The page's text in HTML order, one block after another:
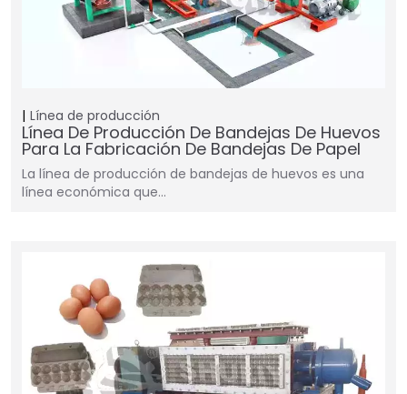
Línea de producción
Línea De Producción De Bandejas De Huevos
Para La Fabricación De Bandejas De Papel
La línea de producción de bandejas de huevos es una
línea económica que…